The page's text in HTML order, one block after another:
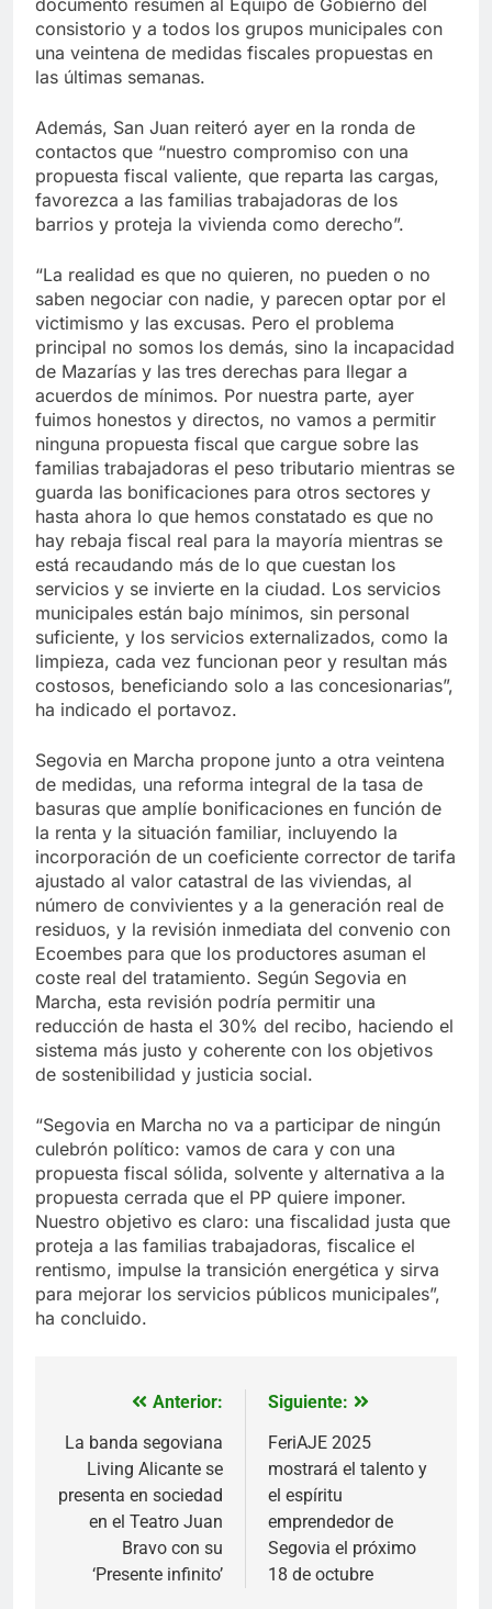
consistorio y a todos los grupos municipales con
una veintena de medidas fiscales propuestas en
las últimas semanas.
Además, San Juan reiteró ayer en la ronda de
contactos que “nuestro compromiso con una
propuesta fiscal valiente, que reparta las cargas,
favorezca a las familias trabajadoras de los
barrios y proteja la vivienda como derecho”.
“La realidad es que no quieren, no pueden o no
saben negociar con nadie, y parecen optar por el
victimismo y las excusas. Pero el problema
principal no somos los demás, sino la incapacidad
de Mazarías y las tres derechas para llegar a
acuerdos de mínimos. Por nuestra parte, ayer
fuimos honestos y directos, no vamos a permitir
ninguna propuesta fiscal que cargue sobre las
familias trabajadoras el peso tributario mientras se
guarda las bonificaciones para otros sectores y
hasta ahora lo que hemos constatado es que no
hay rebaja fiscal real para la mayoría mientras se
está recaudando más de lo que cuestan los
servicios y se invierte en la ciudad. Los servicios
municipales están bajo mínimos, sin personal
suficiente, y los servicios externalizados, como la
limpieza, cada vez funcionan peor y resultan más
costosos, beneficiando solo a las concesionarias”,
ha indicado el portavoz.
Segovia en Marcha propone junto a otra veintena
de medidas, una reforma integral de la tasa de
basuras que amplíe bonificaciones en función de
la renta y la situación familiar, incluyendo la
incorporación de un coeficiente corrector de tarifa
ajustado al valor catastral de las viviendas, al
número de convivientes y a la generación real de
residuos, y la revisión inmediata del convenio con
Ecoembes para que los productores asuman el
coste real del tratamiento. Según Segovia en
Marcha, esta revisión podría permitir una
reducción de hasta el 30% del recibo, haciendo el
sistema más justo y coherente con los objetivos
de sostenibilidad y justicia social.
“Segovia en Marcha no va a participar de ningún
culebrón político: vamos de cara y con una
propuesta fiscal sólida, solvente y alternativa a la
propuesta cerrada que el PP quiere imponer.
Nuestro objetivo es claro: una fiscalidad justa que
proteja a las familias trabajadoras, fiscalice el
rentismo, impulse la transición energética y sirva
para mejorar los servicios públicos municipales”,
ha concluido.
Navegación
de
entradas
Anterior:
La banda segoviana
Living Alicante se
presenta en sociedad
en el Teatro Juan
Bravo con su
‘Presente infinito’
Siguiente:
FeriAJE 2025
mostrará el talento y
el espíritu
emprendedor de
Segovia el próximo
18 de octubre